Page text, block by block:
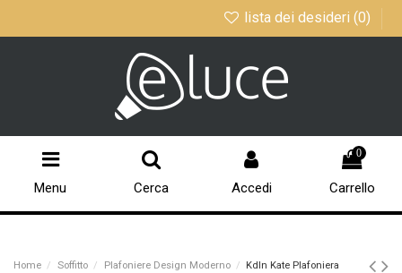
lista dei desideri (0)
Menu Cerca Accedi
0
Carrello
Home Soffitto Plafoniere Design Moderno Kdln Kate Plafoniera